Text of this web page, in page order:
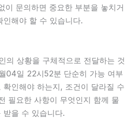
이 문의하면 중요한 부분을 놓치거
해야 할 수 있습니다.
의 상황을 구체적으로 전달하는 것
04일 22시52분 단순히 가능 여부
인해야 하는지, 조건이 달라질 수
필요한 사항이 무엇인지 함께 물
받을 수 있습니다.